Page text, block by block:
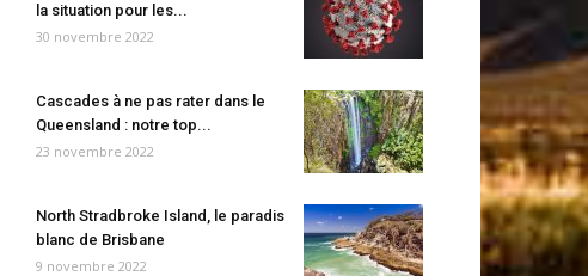
la situation pour les...
30 novembre 2022
Cascades à ne pas rater dans le
Queensland : notre top...
23 novembre 2022
North Stradbroke Island, le paradis
blanc de Brisbane
9 novembre 2022